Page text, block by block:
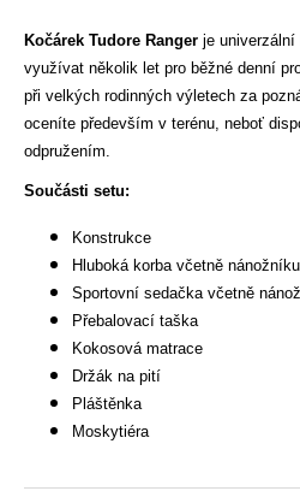
Kočárek Tudore Ranger je univerzální
využívat několik let pro běžné denní
při velkých rodinných výletech za
oceníte především v terénu, neboť
odpružením.
Součásti setu:
Konstrukce
Hluboká korba včetně nánožníku
Sportovní sedačka včetně
Přebalovací taška
Kokosová matrace
Držák na pití
Pláštěnka
Moskytiéra
a
j
í
t
?
r